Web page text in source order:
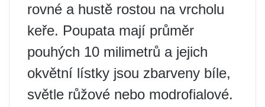
rovné a hustě rostou na vrcholu
keře. Poupata mají průměr
pouhých 10 milimetrů a jejich
okvětní lístky jsou zbarveny bíle,
světle růžové nebo modrofialové.